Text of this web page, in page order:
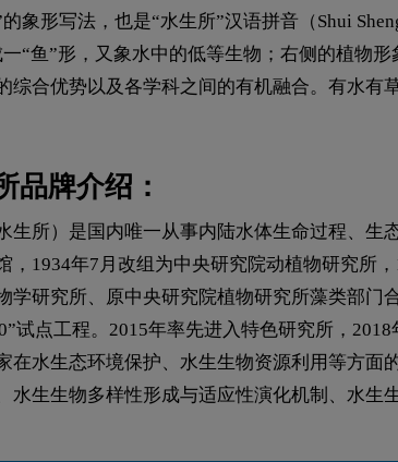
象形写法，也是“水生所”汉语拼音（Shui
“鱼”形，又象水中的低等生物；右侧的植物
综合优势以及各学科之间的有机融合。有水
品牌介绍：
生所）是国内唯一从事内陆水体生命过程、
1934年7月改组为中央研究院动植物研究所
学研究所、原中央研究院植物研究所藻类部
试点工程。2015年率先进入特色研究所，2018
在水生态环境保护、水生生物资源利用等方
水生生物多样性形成与适应性演化机制、水